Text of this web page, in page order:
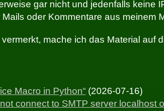
gar nicht und jedenfalls keine
oder Kommentare aus meinem
mache ich das Material auf
Macro in Python“ (2026-07-16)
connect to SMTP server localhost